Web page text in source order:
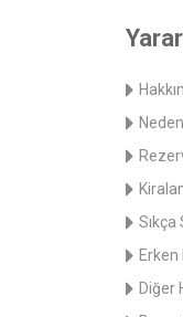
Diğer